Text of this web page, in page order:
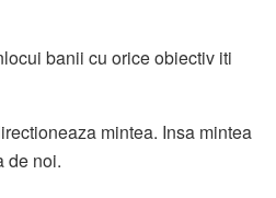
banii cu orice obiectiv iti
mintea. Insa mintea
de noi.